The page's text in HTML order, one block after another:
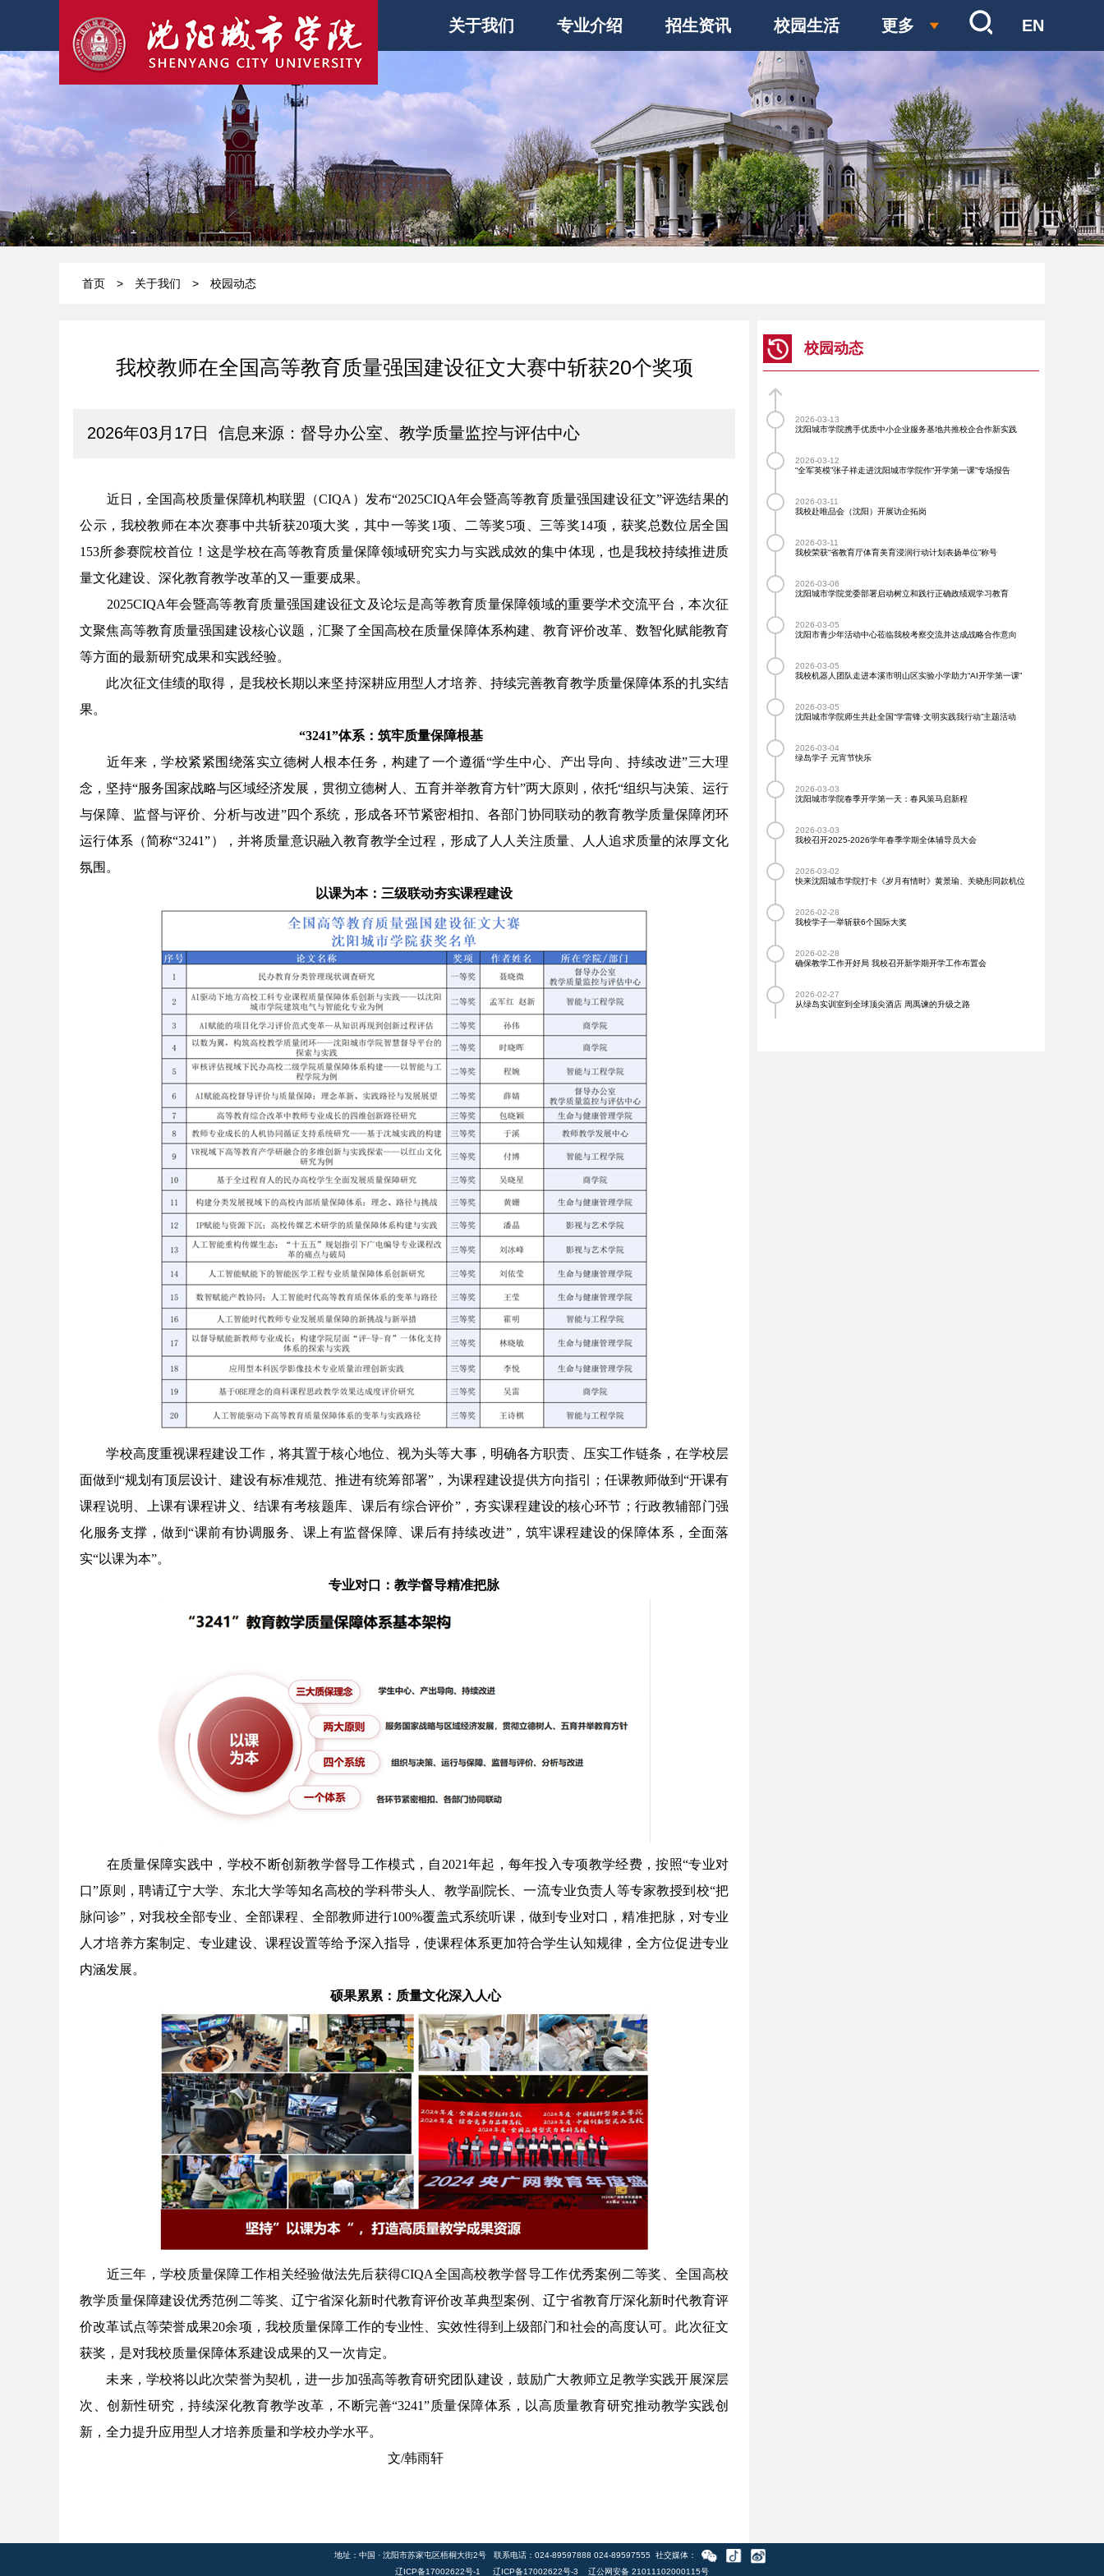
关于我们 专业介绍 招生资讯 校园生活 更多 EN
首页 > 关于我们 > 校园动态
我校教师在全国高等教育质量强国建设征文大赛中斩获20个奖项
2026年03月17日 信息来源：督导办公室、教学质量监控与评估中心
近日，全国高校质量保障机构联盟（CIQA ）发布“2025CIQA年会暨高等教育质量强国建设征文”评选结果的
公示，我校教师在本次赛事中共斩获20项大奖，其中一等奖1项、二等奖5项、三等奖14项，获奖总数位居全国
153所参赛院校首位！这是学校在高等教育质量保障领域研究实力与实践成效的集中体现，也是我校持续推进质
量文化建设、深化教育教学改革的又一重要成果。
2025CIQA年会暨高等教育质量强国建设征文及论坛是高等教育质量保障领域的重要学术交流平台，本次征
文聚焦高等教育质量强国建设核心议题，汇聚了全国高校在质量保障体系构建、教育评价改革、数智化赋能教育
等方面的最新研究成果和实践经验。
此次征文佳绩的取得，是我校长期以来坚持深耕应用型人才培养、持续完善教育教学质量保障体系的扎实结
果。
“3241”体系：筑牢质量保障根基
近年来，学校紧紧围绕落实立德树人根本任务，构建了一个遵循“学生中心、产出导向、持续改进”三大理
念，坚持“服务国家战略与区域经济发展，贯彻立德树人、五育并举教育方针”两大原则，依托“组织与决策、运行
与保障、监督与评价、分析与改进”四个系统，形成各环节紧密相扣、各部门协同联动的教育教学质量保障闭环
运行体系（简称“3241”），并将质量意识融入教育教学全过程，形成了人人关注质量、人人追求质量的浓厚文化
氛围。
以课为本：三级联动夯实课程建设
学校高度重视课程建设工作，将其置于核心地位、视为头等大事，明确各方职责、压实工作链条，在学校层
面做到“规划有顶层设计、建设有标准规范、推进有统筹部署”，为课程建设提供方向指引；任课教师做到 “开课有
课程说明、上课有课程讲义、结课有考核题库、课后有综合评价”，夯实课程建设的核心环节；行政教辅部门强
化服务支撑，做到“课前有协调服务、课上有监督保障、课后有持续改进”，筑牢课程建设的保障体系，全面落
实“以课为本”。
专业对口：教学督导精准把脉
在质量保障实践中，学校不断创新教学督导工作模式，自 2021年起，每年投入专项教学经费，按照“专业对
口”原则，聘请辽宁大学、东北大学等知名高校的学科带头人、教学副院长、一流专业负责人等专家教授到校“把
脉问诊”，对我校全部专业、全部课程、全部教师进行100%覆盖式系统听课，做到专业对口，精准把脉，对专业
人才培养方案制定、专业建设、课程设置等给予深入指导，使课程体系更加符合学生认知规律，全方位促进专业
内涵发展。
硕果累累：质量文化深入人心
近三年，学校质量保障工作相关经验做法先后获得CIQA全国高校教学督导工作优秀案例二等奖、全国高校
教学质量保障建设优秀范例二等奖、辽宁省深化新时代教育评价改革典型案例、辽宁省教育厅深化新时代教育评
价改革试点等荣誉成果20余项，我校质量保障工作的专业性、实效性得到上级部门和社会的高度认可。此次征文
获奖，是对我校质量保障体系建设成果的又一次肯定。
未来，学校将以此次荣誉为契机，进一步加强高等教育研究团队建设，鼓励广大教师立足教学实践开展深层
次、创新性研究，持续深化教育教学改革，不断完善“3241”质量保障体系，以高质量教育研究推动教学实践创
新，全力提升应用型人才培养质量和学校办学水平。
文/韩雨轩
校园动态
2026-03-13
沈阳城市学院携手优质中小企业服务基地共推校企合作新实践
2026-03-12
“全军英模”张子祥走进沈阳城市学院作“开学第一课”专场报告
2026-03-11
我校赴唯品会（沈阳）开展访企拓岗
2026-03-11
我校荣获“省教育厅体育美育浸润行动计划表扬单位”称号
2026-03-06
沈阳城市学院党委部署启动树立和践行正确政绩观学习教育
2026-03-05
沈阳市青少年活动中心莅临我校考察交流并达成战略合作意向
2026-03-05
我校机器人团队走进本溪市明山区实验小学助力“AI开学第一课”
2026-03-05
沈阳城市学院师生共赴全国“学雷锋·文明实践我行动”主题活动
2026-03-04
绿岛学子 元宵节快乐
2026-03-03
沈阳城市学院春季开学第一天：春风策马启新程
2026-03-03
我校召开2025-2026学年春季学期全体辅导员大会
2026-03-02
快来沈阳城市学院打卡《岁月有情时》黄景瑜、关晓彤同款机位
2026-02-28
我校学子一举斩获6个国际大奖
2026-02-28
确保教学工作开好局 我校召开新学期开学工作布置会
2026-02-27
从绿岛实训室到全球顶尖酒店 周禹谏的升级之路
地址：中国 · 沈阳市苏家屯区梧桐大街2号 联系电话：024-89597888 024-89597555 社交媒体：
辽ICP备17002622号-1 辽ICP备17002622号-3 辽公网安备 21011102000115号